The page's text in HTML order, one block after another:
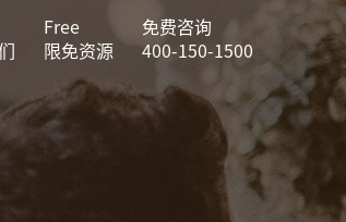
Free
限免资源
免费咨询
400-150-1500